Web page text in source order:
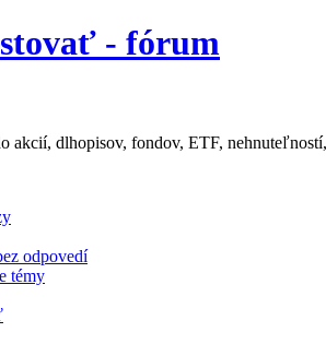
- fórum
akcií, dlhopisov, fondov, ETF,
odpovedí
témy